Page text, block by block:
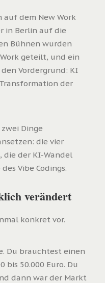
auf dem New Work
in Berlin auf die
Bühnen wurden
geteilt, und ein
Vordergrund: KI
der
Dinge
die vier
die der KI-Wandel
Vibe Codings.
verändert
konkret vor.
Du brauchtest einen
bis 50.000 Euro. Du
dann war der Markt